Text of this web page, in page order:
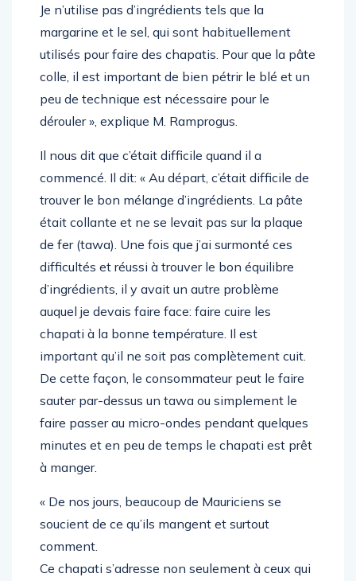
Je n’utilise pas d’ingrédients tels que la
margarine et le sel, qui sont habituellement
utilisés pour faire des chapatis. Pour que la pâte
colle, il est important de bien pétrir le blé et un
peu de technique est nécessaire pour le
dérouler », explique M. Ramprogus.
Il nous dit que c’était difficile quand il a
commencé. Il dit: « Au départ, c’était difficile de
trouver le bon mélange d’ingrédients. La pâte
était collante et ne se levait pas sur la plaque
de fer (tawa). Une fois que j’ai surmonté ces
difficultés et réussi à trouver le bon équilibre
d’ingrédients, il y avait un autre problème
auquel je devais faire face: faire cuire les
chapati à la bonne température. Il est
important qu’il ne soit pas complètement cuit.
De cette façon, le consommateur peut le faire
sauter par-dessus un tawa ou simplement le
faire passer au micro-ondes pendant quelques
minutes et en peu de temps le chapati est prêt
à manger.
« De nos jours, beaucoup de Mauriciens se
soucient de ce qu’ils mangent et surtout
comment.
Ce chapati s’adresse non seulement à ceux qui